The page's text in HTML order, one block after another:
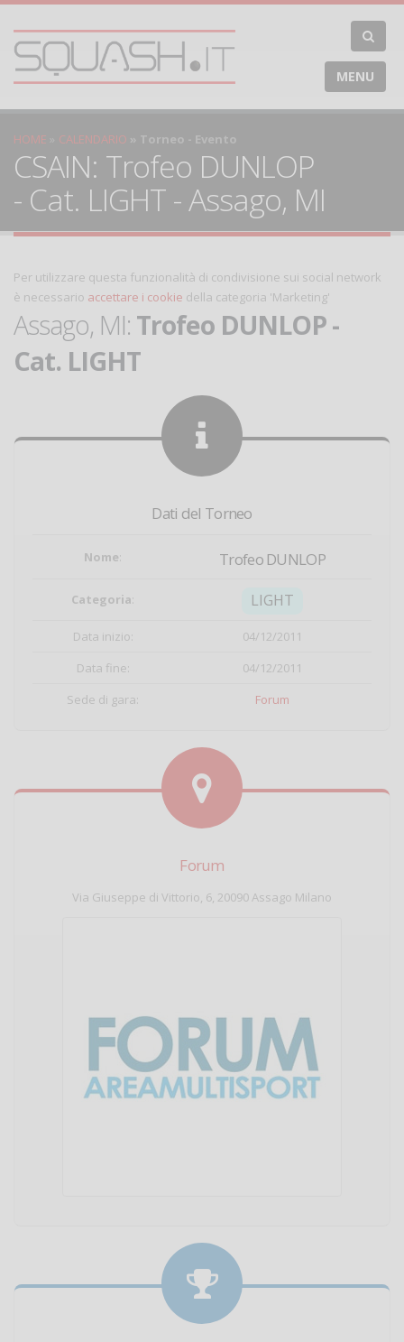
MENU
HOME CALENDARIO Torneo - Evento
CSAIN: Trofeo DUNLOP
- Cat. LIGHT - Assago, MI
Per utilizzare questa funzionalità di condivisione sui social network
è necessario accettare i cookie della categoria 'Marketing'
Assago, MI: Trofeo DUNLOP -
Cat. LIGHT
Dati del Torneo
Nome: Trofeo DUNLOP
Categoria: LIGHT
Data inizio:
04/12/2011
Data fine:
04/12/2011
Sede di gara:
Forum
Forum
Via Giuseppe di Vittorio, 6, 20090 Assago Milano